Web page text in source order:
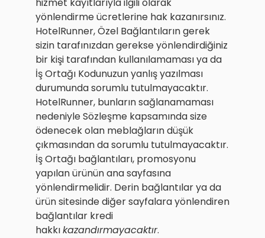
yönlendirme ücretlerine hak kazanırsınız.
HotelRunner, Özel Bağlantıların gerek
sizin tarafınızdan gerekse yönlendirdiğiniz
bir kişi tarafından kullanılamaması ya da
İş Ortağı Kodunuzun yanlış yazılması
durumunda sorumlu tutulmayacaktır.
HotelRunner, bunların sağlanamaması
nedeniyle Sözleşme kapsamında size
ödenecek olan meblağların düşük
çıkmasından da sorumlu tutulmayacaktır.
İş Ortağı bağlantıları, promosyonu
yapılan ürünün ana sayfasına
yönlendirmelidir. Derin bağlantılar ya da
ürün sitesinde diğer sayfalara yönlendiren
bağlantılar kredi
hakkıkazandırmayacaktır.